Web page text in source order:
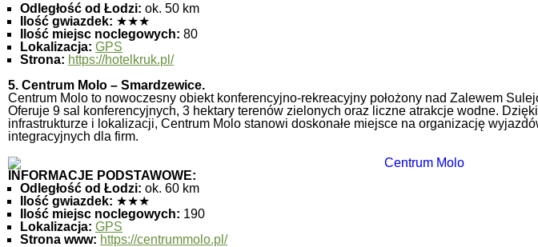
Odległość od Łodzi: ok. 50 km
Ilość gwiazdek: ★★★
Ilość miejsc noclegowych: 80
Lokalizacja: GPS
Strona: https://hotelkruk.pl/
5. Centrum Molo – Smardzewice.
Centrum Molo to nowoczesny obiekt konferencyjno-rekreacyjny położony nad Zalewem
Oferuje 9 sal konferencyjnych, 3 hektary terenów zielonych oraz liczne atrakcje wodne.
infrastrukturze i lokalizacji, Centrum Molo stanowi doskonałe miejsce na organizację
integracyjnych dla firm.
INFORMACJE PODSTAWOWE:
Odległość od Łodzi: ok. 60 km
Ilość gwiazdek: ★★★
Ilość miejsc noclegowych: 190
Lokalizacja: GPS
Strona www: https://centrummolo.pl/